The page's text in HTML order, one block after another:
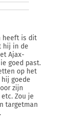
heeft is dit
hij in de
Ajax-
goed past.
op het
goede
zijn
Zou je
targetman